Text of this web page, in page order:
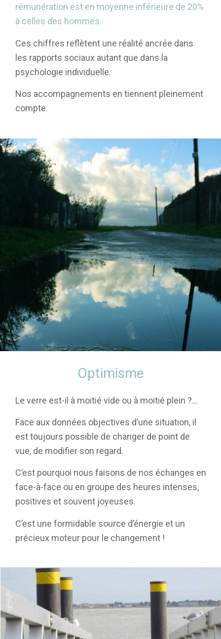
rémunération est en moyenne inférieure de 20%
à celles des hommes.
Ces chiffres reflètent une réalité ancrée dans
les rapports sociaux autant que dans la
psychologie individuelle.
Nos accompagnements en tiennent pleinement
compte.
Optimisme
Le verre est-il à moitié vide ou à moitié plein ?…
Face aux données objectives d’une situation, il
est toujours possible de changer de point de
vue, de modifier son regard.
C’est pourquoi nous faisons de nos échanges en
face-à-face ou en groupe des heures intenses,
positives et souvent joyeuses.
C’est une formidable source d’énergie et un
précieux moteur pour le changement !